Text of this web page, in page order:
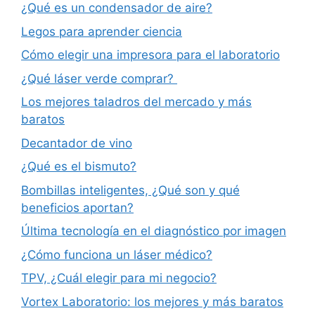
¿Qué es un condensador de aire?
Legos para aprender ciencia
Cómo elegir una impresora para el laboratorio
¿Qué láser verde comprar?
Los mejores taladros del mercado y más
baratos
Decantador de vino
¿Qué es el bismuto?
Bombillas inteligentes, ¿Qué son y qué
beneficios aportan?
Última tecnología en el diagnóstico por imagen
¿Cómo funciona un láser médico?
TPV, ¿Cuál elegir para mi negocio?
Vortex Laboratorio: los mejores y más baratos